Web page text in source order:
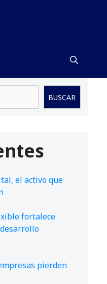
BUSCAR
el activo que
fortalece
pierden